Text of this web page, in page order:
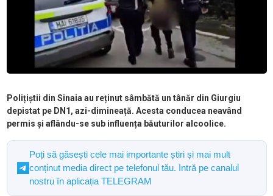
Polițiștii din Sinaia au reținut sâmbătă un tânăr din Giurgiu
depistat pe DN1, azi-dimineață. Acesta conducea neavând
permis și aflându-se sub influența băuturilor alcoolice.
Poți să găsești cele mai importante știri și mai mult
conținut media direct pe telefonul tău. Intră pe canalul
nostru în aplicația TELEGRAM